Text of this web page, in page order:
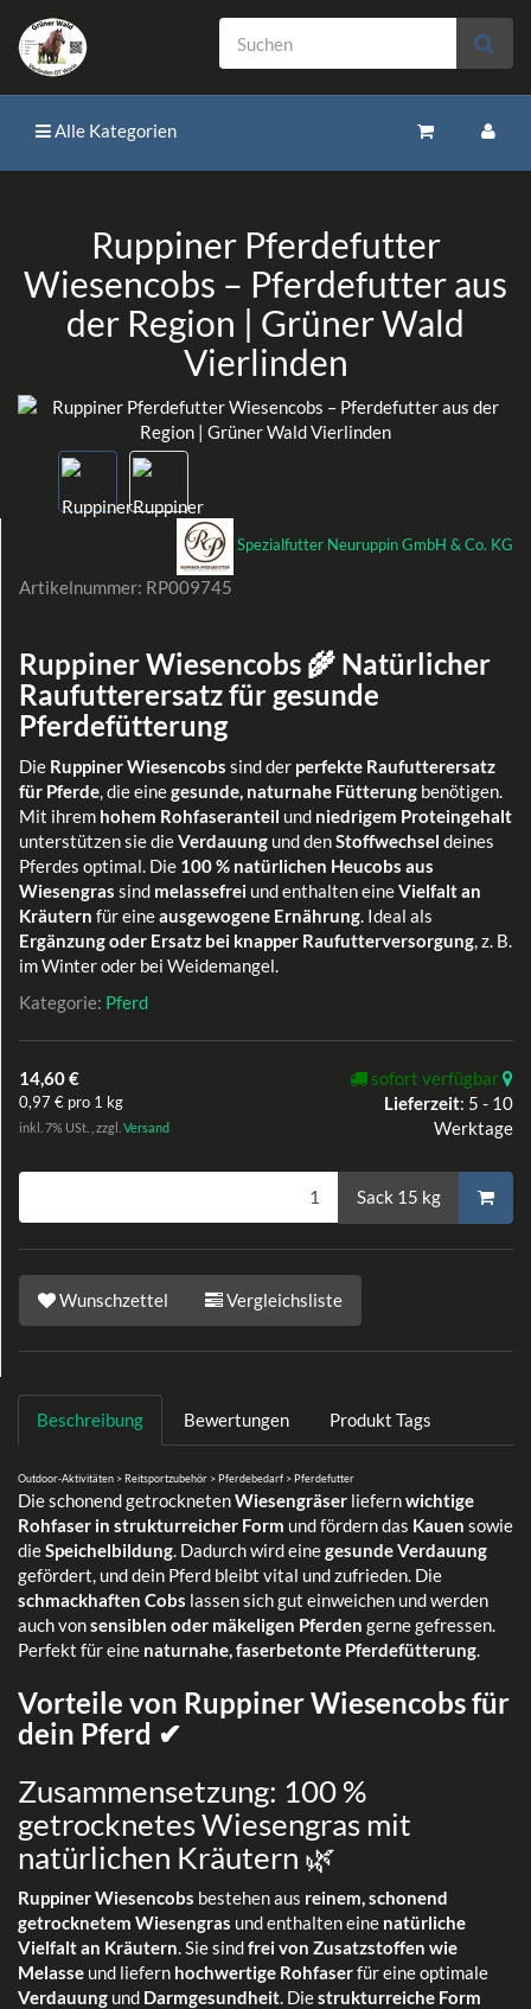
Alle Kategorien
Ruppiner Pferdefutter
Wiesencobs – Pferdefutter aus
der Region | Grüner Wald
Vierlinden
Spezialfutter Neuruppin GmbH & Co. KG
Artikelnummer: RP009745
Ruppiner Wiesencobs 🌾 Natürlicher
Raufutterersatz für gesunde
Pferdefütterung
Die Ruppiner Wiesencobs sind der perfekte Raufutterersatz
für Pferde , die einegesunde, naturnahe Fütterung benötigen.
Mit ihrem hohem Rohfaseranteil und niedrigem Proteingehalt
unterstützen sie dieVerdauung und denStoffwechsel deines
Pferdes optimal. Die 100 % natürlichen Heucobs aus
Wiesengras sind melassefrei und enthalten eineVielfalt an
Kräutern für eineausgewogene Ernährung . Ideal als
Ergänzung oder Ersatz bei knapper Raufutterversorgung , z. B.
im Winter oder bei Weidemangel.
Kategorie: Pferd
14,60 €
0,97 € pro 1 kg
inkl. 7% USt. , zzgl. Versand
sofort verfügbar
Lieferzeit: 5 - 10
Werktage
Sack 15 kg
Wunschzettel Vergleichsliste
Beschreibung Bewertungen Produkt Tags
Outdoor-Aktivitäten > Reitsportzubehör > Pferdebedarf > Pferdefutter
Die schonend getrocknetenWiesengräser liefernwichtige
Rohfaser in strukturreicher Form und fördern das Kauen sowie
dieSpeichelbildung . Dadurch wird einegesunde Verdauung
gefördert, und dein Pferd bleibt vital und zufrieden. Die
schmackhaften Cobs lassen sich gut einweichen und werden
auch vonsensiblen oder mäkeligen Pferden gerne gefressen.
Perfekt für eine naturnahe, faserbetonte Pferdefütterung
Vorteile von Ruppiner Wiesencobs für
dein Pferd ✔
Zusammensetzung: 100 %
getrocknetes Wiesengras mit
natürlichen Kräutern 🌿
Ruppiner Wiesencobs bestehen aus reinem, schonend
getrocknetem Wiesengras und enthalten eine natürliche
Vielfalt an Kräutern. Sie sindfrei von Zusatzstoffen wie
Melasse und liefern hochwertige Rohfaserfür eine optimale
Verdauung und Darmgesundheit. Diestrukturreiche Form